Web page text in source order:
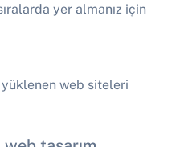
yer almanız için
yüklenen web siteleri